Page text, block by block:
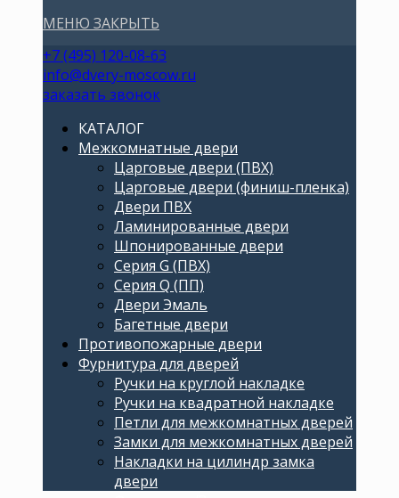
МЕНЮ ЗАКРЫТЬ
+7 (495) 120-08-63
info@dvery-moscow.ru
заказать звонок
КАТАЛОГ
Межкомнатные двери
Царговые двери (ПВХ)
Царговые двери (финиш-пленка)
Двери ПВХ
Ламинированные двери
Шпонированные двери
Серия G (ПВХ)
Серия Q (ПП)
Двери Эмаль
Багетные двери
Противопожарные двери
Фурнитура для дверей
Ручки на круглой накладке
Ручки на квадратной накладке
Петли для межкомнатных дверей
Замки для межкомнатных дверей
Накладки на цилиндр замка
двери